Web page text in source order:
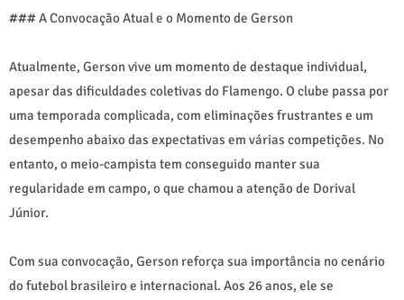
### A Convocação Atual e o Momento de Gerson
Atualmente, Gerson vive um momento de destaque individual,
apesar das dificuldades coletivas do Flamengo. O clube passa por
uma temporada complicada, com eliminações frustrantes e um
desempenho abaixo das expectativas em várias competições. No
entanto, o meio-campista tem conseguido manter sua
regularidade em campo, o que chamou a atenção de Dorival
Júnior.
Com sua convocação, Gerson reforça sua importância no cenário
do futebol brasileiro e internacional. Aos 26 anos, ele se